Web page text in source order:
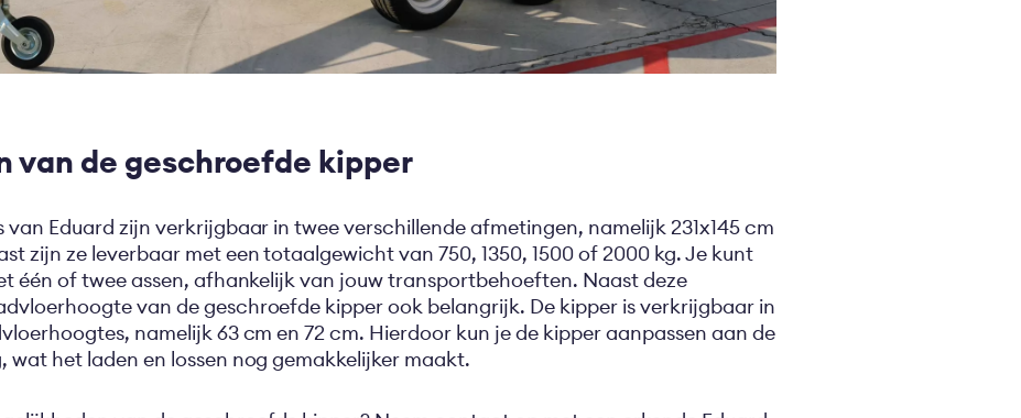
van de geschroefde kipper
Eduard zijn verkrijgbaar in twee verschillende afmetingen, namelijk 231x145 cm
zijn ze leverbaar met een totaalgewicht van 750, 1350, 1500 of 2000 kg. Je kunt
één of twee assen, afhankelijk van jouw transportbehoeften. Naast deze
van de geschroefde kipper ook belangrijk. De kipper is verkrijgbaar in
namelijk 63 cm en 72 cm. Hierdoor kun je de kipper aanpassen aan de
wat het laden en lossen nog gemakkelijker maakt.